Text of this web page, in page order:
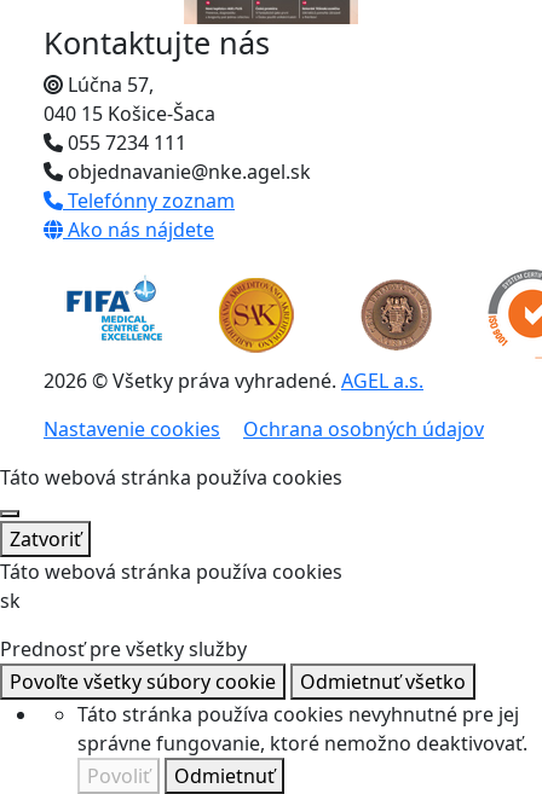
Kontaktujte nás
Lúčna 57,
040 15 Košice-Šaca
055 7234 111
objednavanie@nke.agel.sk
Telefónny zoznam
Ako nás nájdete
2026 © Všetky práva vyhradené. AGEL a.s.
Nastavenie cookies
Ochrana osobných údajov
Táto webová stránka používa cookies
Zatvoriť
Táto webová stránka používa cookies
sk
Prednosť pre všetky služby
Povoľte všetky súbory cookie
Odmietnuť všetko
Táto stránka používa cookies nevyhnutné pre jej
správne fungovanie, ktoré nemožno deaktivovať.
Povoliť
Odmietnuť